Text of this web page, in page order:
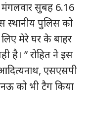
सुबह 6.16
स्थानीय पुलिस को
मेरे घर के बाहर
है। ” रोहित ने इस
एसएसपी
को भी टैग किया